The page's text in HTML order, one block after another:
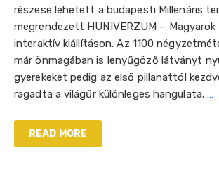
részese lehetett a budapesti Millenáris
megrendezett HUNIVERZUM – Magyarok
interaktív kiállításon. Az 1100
már önmagában is lenyűgöző látványt
gyerekeket pedig az első pillanattól
ragadta a világűr különleges hangulata. …
READ MORE